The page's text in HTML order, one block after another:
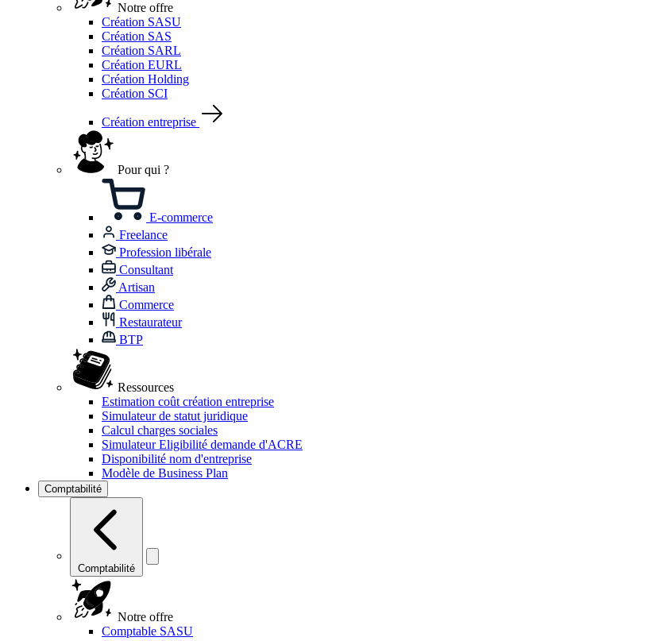
Notre offre
Création SASU
Création SAS
Création SARL
Création EURL
Création Holding
Création SCI
Création entreprise
Pour qui ?
E-commerce
Freelance
Profession libérale
Consultant
Artisan
Commerce
Restaurateur
BTP
Ressources
Estimation coût création entreprise
Simulateur de statut juridique
Calcul charges sociales
Simulateur Eligibilité demande d'ACRE
Disponibilité nom d'entreprise
Modèle de Business Plan
Comptabilité
Comptabilité
Notre offre
Comptable SASU